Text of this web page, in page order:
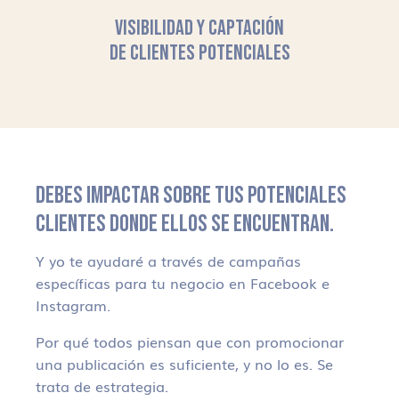
VISIBILIDAD Y CAPTACIÓN
DE CLIENTES POTENCIALES
DEBES IMPACTAR SOBRE TUS POTENCIALES
CLIENTES DONDE ELLOS SE ENCUENTRAN.
Y yo te ayudaré a través de campañas
específicas para tu negocio en Facebook e
Instagram.
Por qué todos piensan que con promocionar
una publicación es suficiente, y no lo es. Se
trata de estrategia.